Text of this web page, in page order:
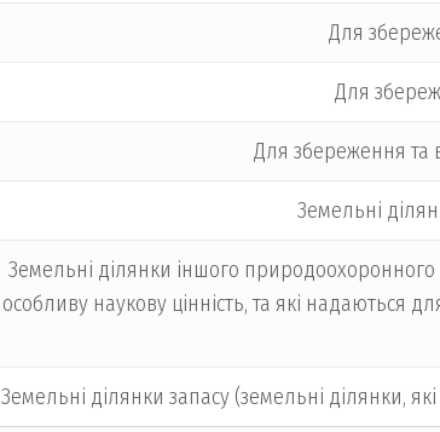
Для
Для
Для збереження та
Земельні
Земельні ділянки іншого
особливу наукову цінність, та які надаються
Земельні ділянки запасу (земельні ділянки,